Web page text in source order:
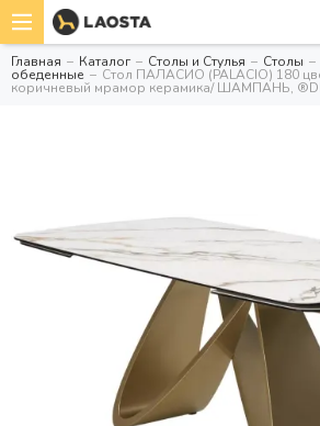
Главная Каталог Столы и Стулья Столы
обеденные Стол ПАЛАСИО (PALACIO) 180
коричневый мрамор керамика/ ШАМПАНЬ,